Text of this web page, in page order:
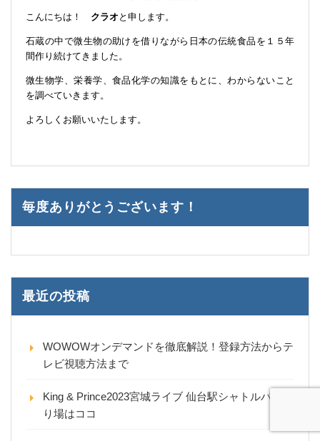
こんにちは！ クラオ と申します。
石蔵の中で微生物の助けを借りながら日本の伝統食品を１５年
間作り続けてきました。
微生物学、栄養学、食品化学の知識をもとに、わからないこと
を調べていきます。
よろしくお願いいたします。
毎度ありがとうございます！
最近の投稿
WOWOWオンデマンドを徹底解説！登録方法からテ
レビ視聴方法まで
King & Prince2023宮城ライブ 仙台駅シャトルバス乗
り場はココ